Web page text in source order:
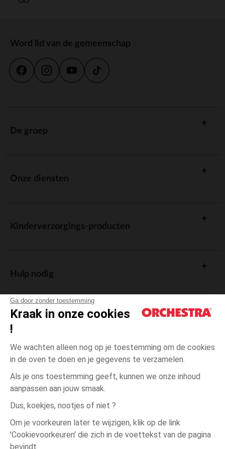
Ga door zonder toestemming
Kraak in onze cookies
!
We wachten alleen nog op je toestemming om de cookies
in de oven te doen en je gegevens te verzamelen.
Als je ons toestemming geeft, kunnen we onze inhoud
aanpassen aan jouw smaak.
Dus, koekjes, nootjes of niet ?
Om je voorkeuren later te wijzigen, klik op de link
'Cookievoorkeuren' die zich in de voettekst van de pagina
bevindt.
Beige Beige
12
Word lid van de gemeenschap
De groep
Onze diensten
Kinderverzorgings-producten
Hulp nodig
Algemene verkoopsvoorwaarden
Wettelijke bepalingen
Persoonsgegevens